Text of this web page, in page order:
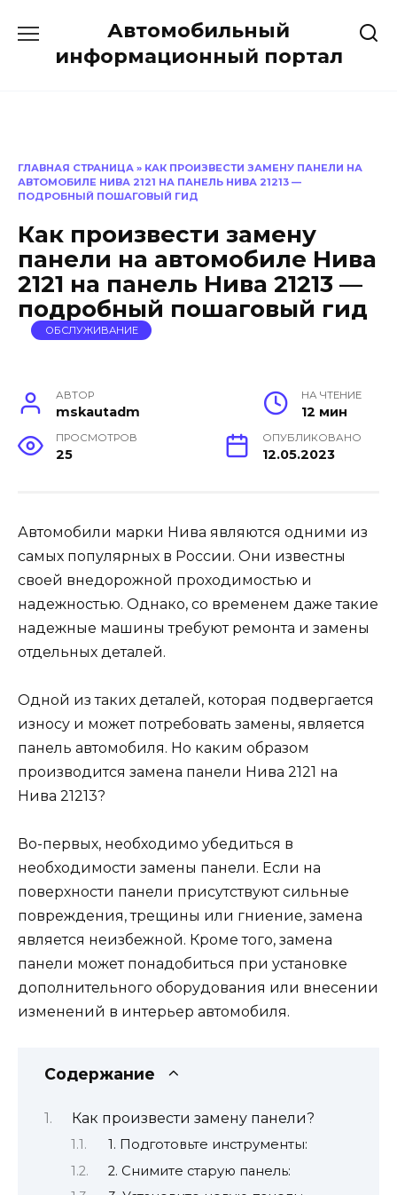
содержанию
Автомобильный
информационный портал
ГЛАВНАЯ СТРАНИЦА » КАК ПРОИЗВЕСТИ ЗАМЕНУ ПАНЕЛИ НА
АВТОМОБИЛЕ НИВА 2121 НА ПАНЕЛЬ НИВА 21213 —
ПОДРОБНЫЙ ПОШАГОВЫЙ ГИД
Как произвести замену
панели на автомобиле Нива
2121 на панель Нива 21213 —
подробный пошаговый гид
ОБСЛУЖИВАНИЕ
АВТОР
mskautadm
НА ЧТЕНИЕ
12 мин
ПРОСМОТРОВ
25
ОПУБЛИКОВАНО
12.05.2023
Автомобили марки Нива являются одними из
самых популярных в России. Они известны
своей внедорожной проходимостью и
надежностью. Однако, со временем даже такие
надежные машины требуют ремонта и замены
отдельных деталей.
Одной из таких деталей, которая подвергается
износу и может потребовать замены, является
панель автомобиля. Но каким образом
производится замена панели Нива 2121 на
Нива 21213?
Во-первых, необходимо убедиться в
необходимости замены панели. Если на
поверхности панели присутствуют сильные
повреждения, трещины или гниение, замена
является неизбежной. Кроме того, замена
панели может понадобиться при установке
дополнительного оборудования или внесении
изменений в интерьер автомобиля.
Содержание
Как произвести замену панели?
1. Подготовьте инструменты:
2. Снимите старую панель: